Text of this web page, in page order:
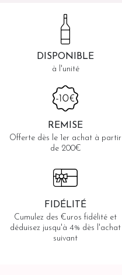
DISPONIBLE
à l'unité
REMISE
Offerte dès le 1er achat à partir
de 200€
FIDÉLITÉ
Cumulez des €uros fidélité et
déduisez jusqu'à 4% dès l'achat
suivant